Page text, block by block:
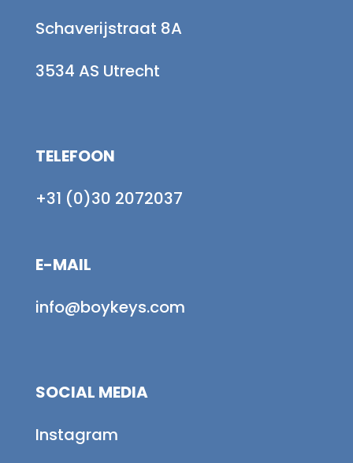
Schaverijstraat 8A
3534 AS Utrecht
TELEFOON
+31 (0)30 2072037
E-MAIL
info@boykeys.com
SOCIAL MEDIA
Instagram